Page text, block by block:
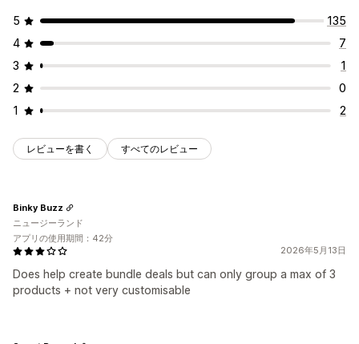
ディスカウント管理
段階的な価格設定
ボリュームディスカウント
割引率によるディスカウント カートディスカウント 無料配送
BOGO 一括価格設定 卸売価格
5
135
4
7
3
1
2
0
1
2
レビューを書く すべてのレビュー
2026年5月13日
Does help create bundle deals but can only group a max of 3
products + not very customisable
Binky Buzz
ニュージーランド
アプリの使用期間：42分